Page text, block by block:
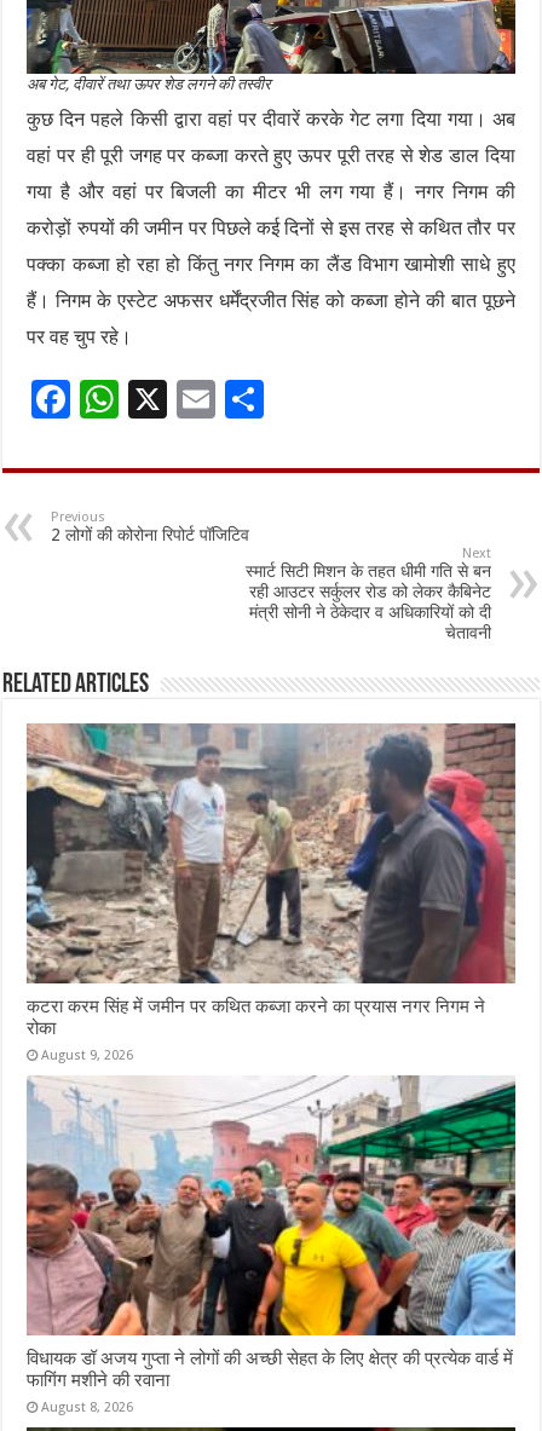
अब गेट, दीवारें तथा ऊपर शेड लगने की तस्वीर
कुछ दिन पहले किसी द्वारा वहां पर दीवारें करके गेट लगा दिया गया। अब
वहां पर ही पूरी जगह पर कब्जा करते हुए ऊपर पूरी तरह से शेड डाल दिया
गया है और वहां पर बिजली का मीटर भी लग गया हैं। नगर निगम की
करोड़ों रुपयों की जमीन पर पिछले कई दिनों से इस तरह से कथित तौर पर
पक्का कब्जा हो रहा हो किंतु नगर निगम का लैंड विभाग खामोशी साधे हुए
हैं। निगम के एस्टेट अफसर धर्मेंद्रजीत सिंह को कब्जा होने की बात पूछने
पर वह चुप रहे।
F
e
b
o
W
at
sA
p
X
E
ai
l
ar
Previous
2 लोगों की कोरोना रिपोर्ट पॉजिटिव
Next
स्मार्ट सिटी मिशन के तहत धीमी गति से बन
रही आउटर सर्कुलर रोड को लेकर कैबिनेट
मंत्री सोनी ने ठेकेदार व अधिकारियों को दी
चेतावनी
Related Articles
कटरा करम सिंह में जमीन पर कथित कब्जा करने का प्रयास नगर निगम ने
रोका
August 9, 2026
विधायक डॉ अजय गुप्ता ने लोगों की अच्छी सेहत के लिए क्षेत्र की प्रत्येक वार्ड में
फागिंग मशीने की रवाना
August 8, 2026